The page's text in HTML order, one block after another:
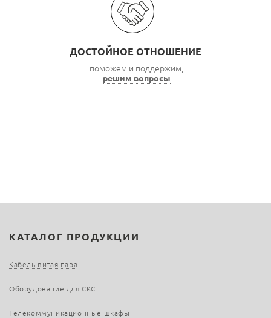
ДОСТОЙНОЕ ОТНОШЕНИЕ
поможем и поддержим,
решим вопросы
КАТАЛОГ ПРОДУКЦИИ
Кабель витая пара
Оборудование для СКС
Телекоммуникационные шкафы